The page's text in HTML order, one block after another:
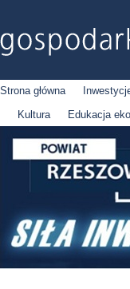
Strona główna
Kultura
Edukacja